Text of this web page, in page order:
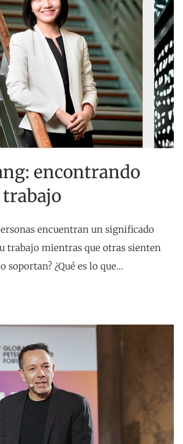
encontrando
encuentran un significado
trabajo mientras que otras sienten
soportan? ¿Qué es lo que…